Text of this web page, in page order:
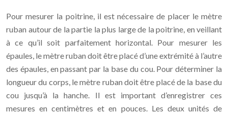
Pour mesurer la poitrine, il est nécessaire de placer le mètre
ruban autour de la partie la plus large de la poitrine, en veillant
à ce qu’il soit parfaitement horizontal. Pour mesurer les
épaules, le mètre ruban doit être placé d’une extrémité à l’autre
des épaules, en passant par la base du cou. Pour déterminer la
longueur du corps, le mètre ruban doit être placé de la base du
cou jusqu’à la hanche. Il est important d’enregistrer ces
mesures en centimètres et en pouces. Les deux unités de